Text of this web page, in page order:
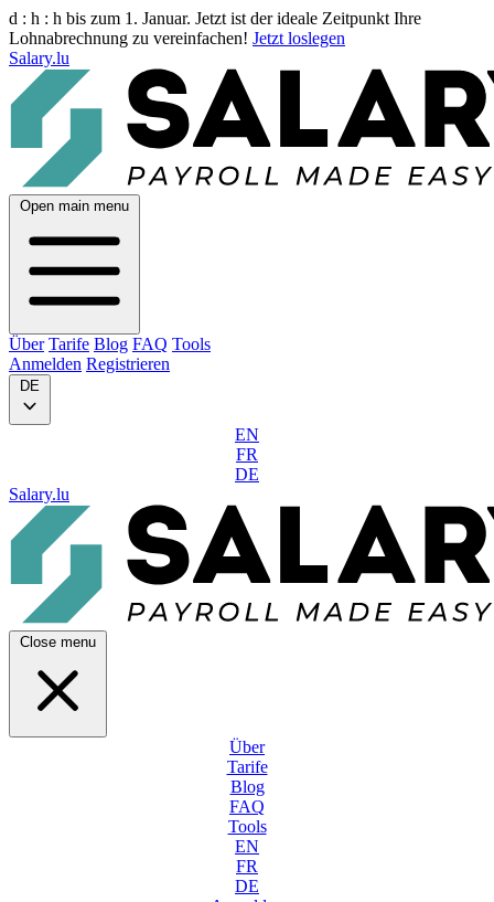
d : h : h bis zum 1. Januar. Jetzt ist der ideale Zeitpunkt Ihre
Lohnabrechnung zu vereinfachen! Jetzt loslegen
Salary.lu
Open main menu
Über Tarife Blog FAQ Tools
Anmelden Registrieren
DE
EN
FR
DE
Salary.lu
Close menu
Über
Tarife
Blog
FAQ
Tools
EN
FR
DE